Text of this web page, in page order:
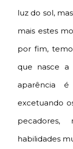
luz do sol,
mais estes
por fim,
que nasce a
aparência
excetuando
habilidades